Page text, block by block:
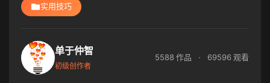
实用技巧
单于仲智
初级创作者
5588 作品 · 69596 观看